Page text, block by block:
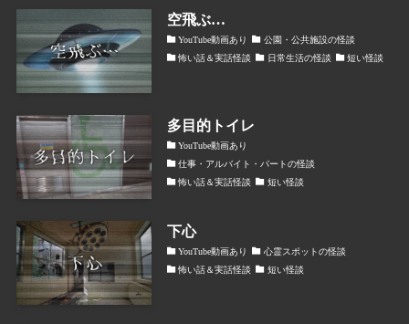
空飛ぶ…
YouTube動画あり
公園・公共施設の怪談
怖い話＆実話怪談
日常生活の怪談 短い怪談
多目的トイレ
YouTube動画あり
仕事・アルバイト・パートの怪談
怖い話＆実話怪談
短い怪談
下心
YouTube動画あり
心霊スポットの怪談
怖い話＆実話怪談
短い怪談